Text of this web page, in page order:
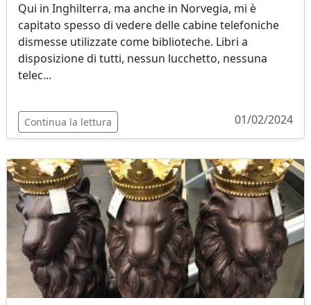
Qui in Inghilterra, ma anche in Norvegia, mi è
capitato spesso di vedere delle cabine telefoniche
dismesse utilizzate come biblioteche. Libri a
disposizione di tutti, nessun lucchetto, nessuna
telec...
Continua la lettura 01/02/2024